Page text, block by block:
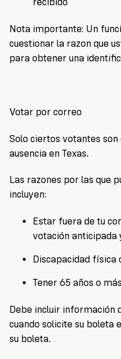
recibido
Nota importante: Un
cuestionar la razon que
para obtener una
Votar por correo
Solo ciertos votantes
ausencia en Texas.
Las razones por las que
incluyen:
Estar fuera de tu
votación anticipada
Discapacidad física
Tener 65 años o más
Debe incluir información
cuando solicite su boleta
su boleta.